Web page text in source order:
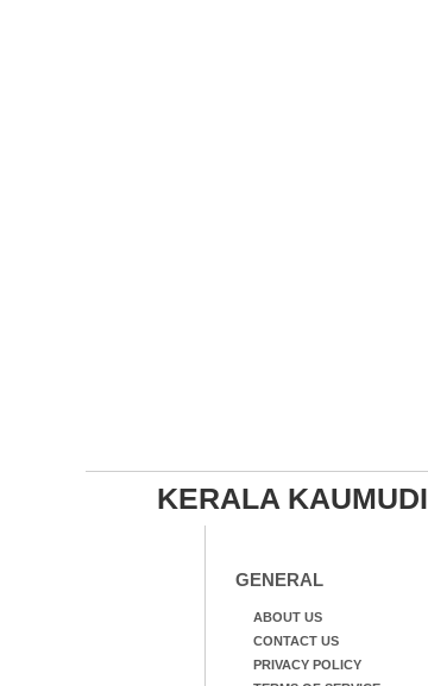
KERALA KAUMUDI
GENERAL
ABOUT US
CONTACT US
PRIVACY POLICY